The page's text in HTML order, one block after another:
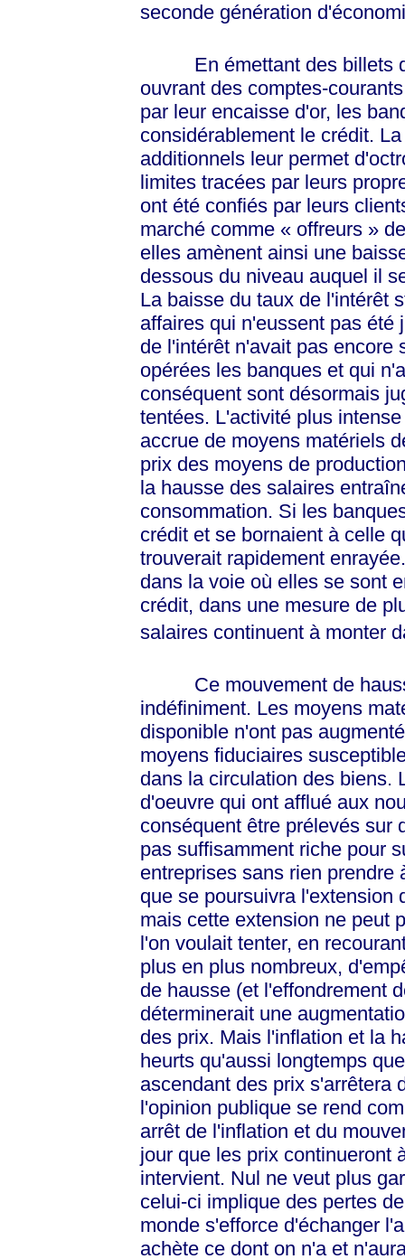
seconde génération
En émettant des billets de
ouvrant des comptes-
par leur encaisse d'or, les
considérablement le crédit.
additionnels leur permet
limites tracées par leurs
ont été confiés par leurs
marché comme « offreurs »de
elles amènent ainsi une
dessous du niveau auquel il
La baisse du taux de l'intérêt
affaires qui n'eussent pas été
de l'intérêt n'avait pas encore
opérées les banques et qui
conséquent sont désormais
tentées. L'activité plus
accrue de moyens matériels
prix des moyens de
la hausse des salaires
consommation. Si les
crédit et se bornaient à celle
trouverait rapidement
dans la voie où elles se sont
crédit, dans une mesure de
salaires continuent à monter
Ce mouvement de
indéfiniment. Les moyens
disponible n'ont pas
moyens fiduciaires
dans la circulation des biens.
d'oeuvre qui ont afflué aux
conséquent être prélevés sur
pas suffisamment riche pour
entreprises sans rien prendre
que se poursuivra l'extension
mais cette extension ne peut
l'on voulait tenter, en
plus en plus nombreux,
de hausse (et l'effondrement
déterminerait une
des prix. Mais l'inflation et la
heurts qu'aussi longtemps
ascendant des prix s'arrêtera
l'opinion publique se rend
arrêt de l'inflation et du
jour que les prix continueront
intervient. Nul ne veut plus
celui-ci implique des pertes
monde s'efforce d'échanger
achète ce dont on n'a et